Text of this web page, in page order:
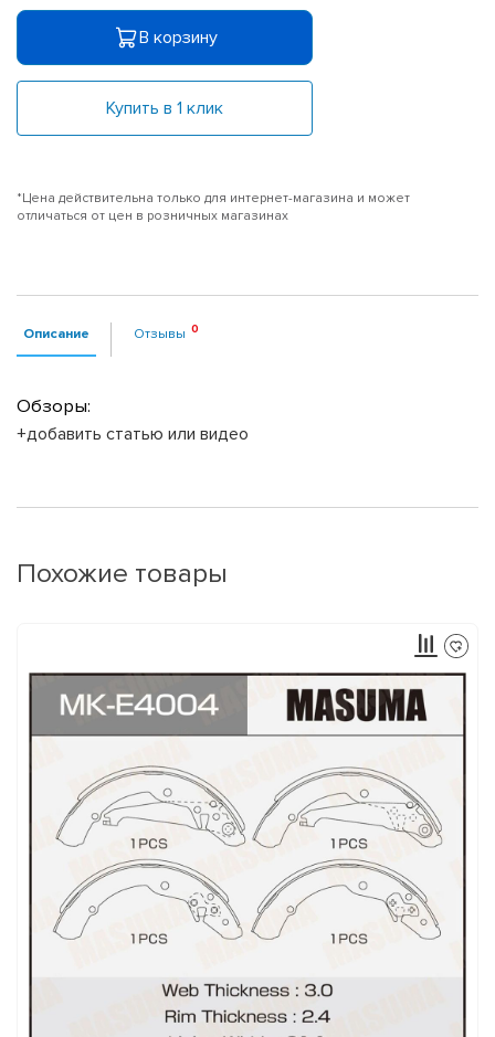
В корзину
Купить в 1 клик
*Цена действительна только для интернет-магазина и может
отличаться от цен в розничных магазинах
Описание Отзывы
Обзоры:
+добавить статью или видео
Похожие товары